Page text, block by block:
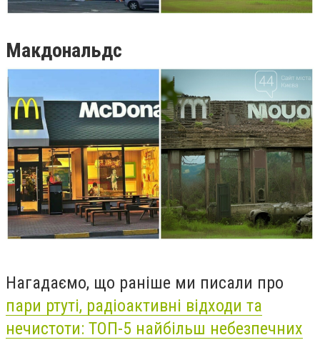
Макдональдс
Нагадаємо, що раніше ми писали про
пари ртуті, радіоактивні відходи та
нечистоти: ТОП-5 найбільш небезпечних